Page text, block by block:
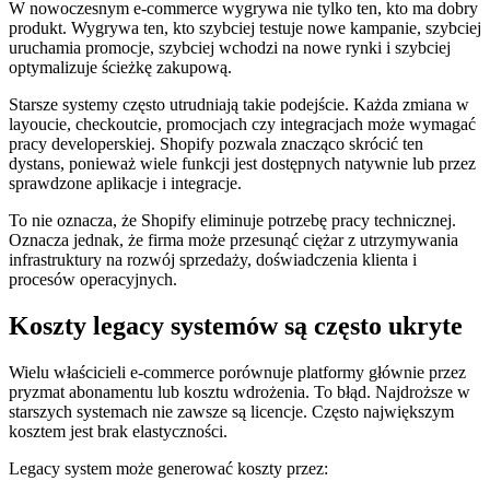
W nowoczesnym e-commerce wygrywa nie tylko ten, kto ma dobry
produkt. Wygrywa ten, kto szybciej testuje nowe kampanie, szybciej
uruchamia promocje, szybciej wchodzi na nowe rynki i szybciej
optymalizuje ścieżkę zakupową.
Starsze systemy często utrudniają takie podejście. Każda zmiana w
layoucie, checkoutcie, promocjach czy integracjach może wymagać
pracy developerskiej. Shopify pozwala znacząco skrócić ten
dystans, ponieważ wiele funkcji jest dostępnych natywnie lub przez
sprawdzone aplikacje i integracje.
To nie oznacza, że Shopify eliminuje potrzebę pracy technicznej.
Oznacza jednak, że firma może przesunąć ciężar z utrzymywania
infrastruktury na rozwój sprzedaży, doświadczenia klienta i
procesów operacyjnych.
Koszty legacy systemów są często ukryte
Wielu właścicieli e-commerce porównuje platformy głównie przez
pryzmat abonamentu lub kosztu wdrożenia. To błąd. Najdroższe w
starszych systemach nie zawsze są licencje. Często największym
kosztem jest brak elastyczności.
Legacy system może generować koszty przez: